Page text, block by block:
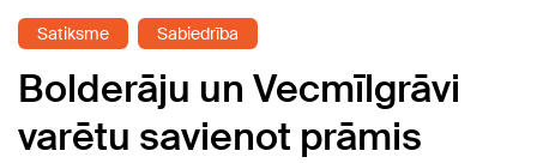
Satiksme Sabiedrība
Bolderāju un Vecmīlgrāvi
varētu savienot prāmis